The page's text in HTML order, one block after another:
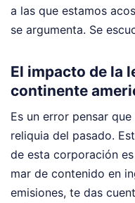
a las que estamos
se argumenta. Se
El impacto de la
continente
Es un error pensar
reliquia del pasado.
de esta corporación
mar de contenido en
emisiones, te das